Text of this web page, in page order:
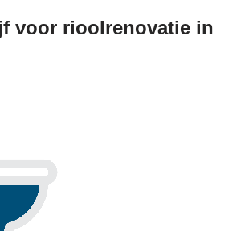
voor rioolrenovatie in